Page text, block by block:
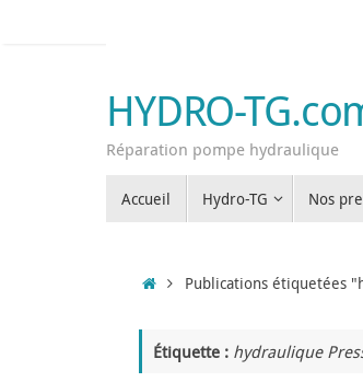
HYDRO-
Réparation pompe hydraulique
Accueil Hydro-TG Nos
AccueilPublications étiquetées
Étiquette : hydraulique